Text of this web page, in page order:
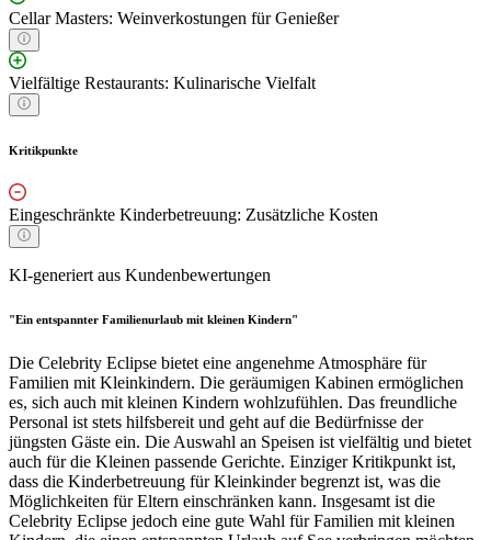
Cellar Masters: Weinverkostungen für Genießer
Vielfältige Restaurants: Kulinarische Vielfalt
Kritikpunkte
Eingeschränkte Kinderbetreuung: Zusätzliche Kosten
KI-generiert aus Kundenbewertungen
"Ein entspannter Familienurlaub mit kleinen Kindern"
Die Celebrity Eclipse bietet eine angenehme Atmosphäre für
Familien mit Kleinkindern. Die geräumigen Kabinen ermöglichen
es, sich auch mit kleinen Kindern wohlzufühlen. Das freundliche
Personal ist stets hilfsbereit und geht auf die Bedürfnisse der
jüngsten Gäste ein. Die Auswahl an Speisen ist vielfältig und bietet
auch für die Kleinen passende Gerichte. Einziger Kritikpunkt ist,
dass die Kinderbetreuung für Kleinkinder begrenzt ist, was die
Möglichkeiten für Eltern einschränken kann. Insgesamt ist die
Celebrity Eclipse jedoch eine gute Wahl für Familien mit kleinen